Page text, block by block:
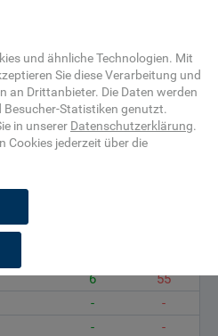
Keil
Federn
6
55
-
-
- -
und ähnliche Technologien. Mit
Sie diese Verarbeitung und
an Drittanbieter. Die Daten werden
Statistiken genutzt.
in unserer Datenschutzerklärung.
Cookies jederzeit über die